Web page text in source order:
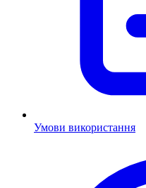
Умови використання